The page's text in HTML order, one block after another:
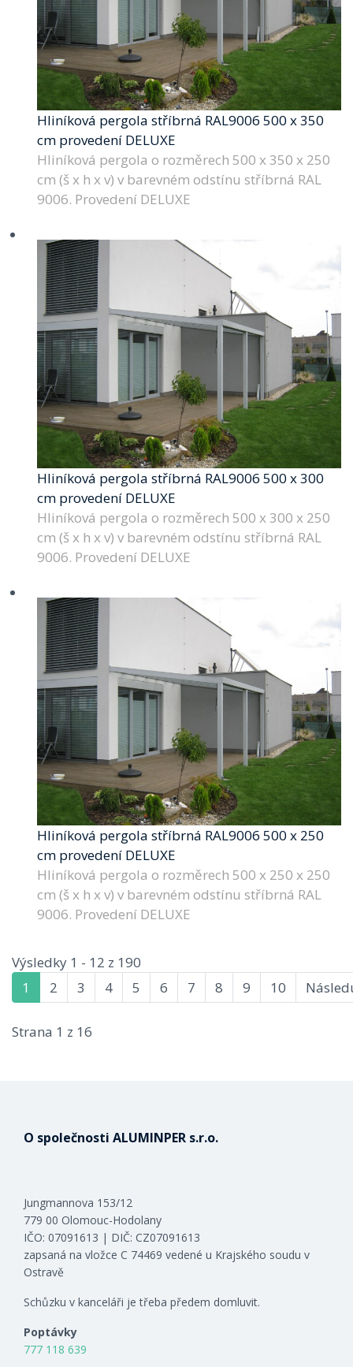
Hliníková pergola stříbrná RAL9006 500 x 350
cm provedení DELUXE
Hliníková pergola o rozměrech 500 x 350 x 250
cm (š x h x v) v barevném odstínu stříbrná RAL
9006. Provedení DELUXE
Hliníková pergola stříbrná RAL9006 500 x 300
cm provedení DELUXE
Hliníková pergola o rozměrech 500 x 300 x 250
cm (š x h x v) v barevném odstínu stříbrná RAL
9006. Provedení DELUXE
Hliníková pergola stříbrná RAL9006 500 x 250
cm provedení DELUXE
Hliníková pergola o rozměrech 500 x 250 x 250
cm (š x h x v) v barevném odstínu stříbrná RAL
9006. Provedení DELUXE
Výsledky 1 - 12 z 190
1
2 3 4 5 6 7 8 9 10
Strana 1 z 16
O společnosti ALUMINPER s.r.o.
Jungmannova 153/12
779 00 Olomouc-Hodolany
IČO: 07091613 | DIČ: CZ07091613
zapsaná na vložce C 74469 vedené u Krajského soudu v
Ostravě
Schůzku v kanceláři je třeba předem domluvit.
Poptávky
777 118 639